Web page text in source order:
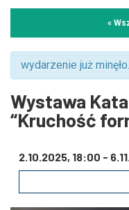
Zmniejsz czcionkę
«
wydarzenie już minęło.
Wystawa
“Kruchość
2.10.2025, 18:00 -